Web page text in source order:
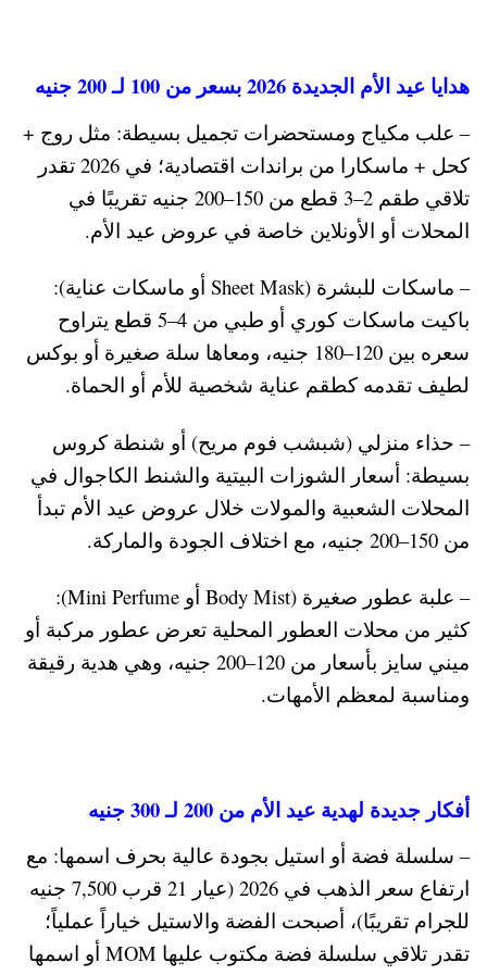
هدايا عيد الأم الجديدة 2026 بسعر من 100 لـ 200 جنيه
– علب مكياج ومستحضرات تجميل بسيطة: مثل روج +
كحل + ماسكارا من براندات اقتصادية؛ في 2026 تقدر
تلاقي طقم 2–3 قطع من 150–200 جنيه تقريبًا في
المحلات أو الأونلاين خاصة في عروض عيد الأم.
– ماسكات للبشرة (Sheet Mask أو ماسكات عناية):
باكيت ماسكات كوري أو طبي من 4–5 قطع يتراوح
سعره بين 120–180 جنيه، ومعاها سلة صغيرة أو بوكس
لطيف تقدمه كطقم عناية شخصية للأم أو الحماة.
– حذاء منزلي (شبشب فوم مريح) أو شنطة كروس
بسيطة: أسعار الشوزات البيتية والشنط الكاجوال في
المحلات الشعبية والمولات خلال عروض عيد الأم تبدأ
من 150–200 جنيه، مع اختلاف الجودة والماركة.
– علبة عطور صغيرة (Body Mist أو Mini Perfume):
كثير من محلات العطور المحلية تعرض عطور مركبة أو
ميني سايز بأسعار من 120–200 جنيه، وهي هدية رقيقة
ومناسبة لمعظم الأمهات.
أفكار جديدة لهدية عيد الأم من 200 لـ 300 جنيه
– سلسلة فضة أو استيل بجودة عالية بحرف اسمها: مع
ارتفاع سعر الذهب في 2026 (عيار 21 قرب 7,500 جنيه
للجرام تقريبًا)، أصبحت الفضة والاستيل خياراً عملياً؛
تقدر تلاقي سلسلة فضة مكتوب عليها MOM أو اسمها